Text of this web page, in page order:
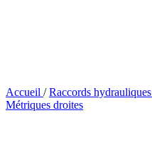
Accueil / Raccords hydrauliques
Métriques droites